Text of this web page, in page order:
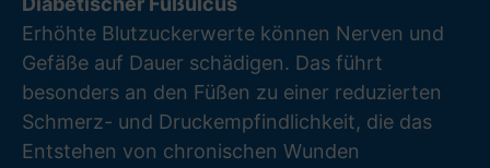
Erhöhte Blutzuckerwerte können Nerven und
Gefäße auf Dauer schädigen. Das führt
besonders an den Füßen zu einer reduzierten
Schmerz- und Druckempfindlichkeit, die das
Entstehen von chronischen Wunden